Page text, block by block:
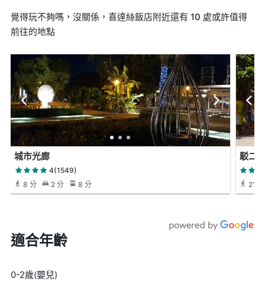
覺得玩不夠嗎，沒關係，喜達絲飯店附近還有 10 處或許值得
前往的地點
城市光廊
4(1549)
8 分
2 分 8 分
駁二
21 分
適合年齡
0-2歲(嬰兒)